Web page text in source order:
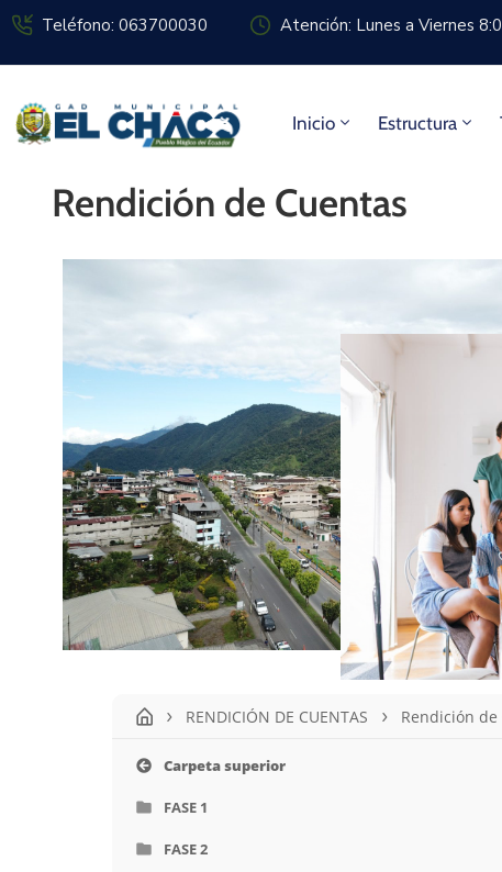
Teléfono: 063700030 Atención: Lunes a Viernes
Inicio Estructura
Rendición de Cuentas
RENDICIÓN DE CUENTAS Rendición
Carpeta superior
FASE 1
FASE 2